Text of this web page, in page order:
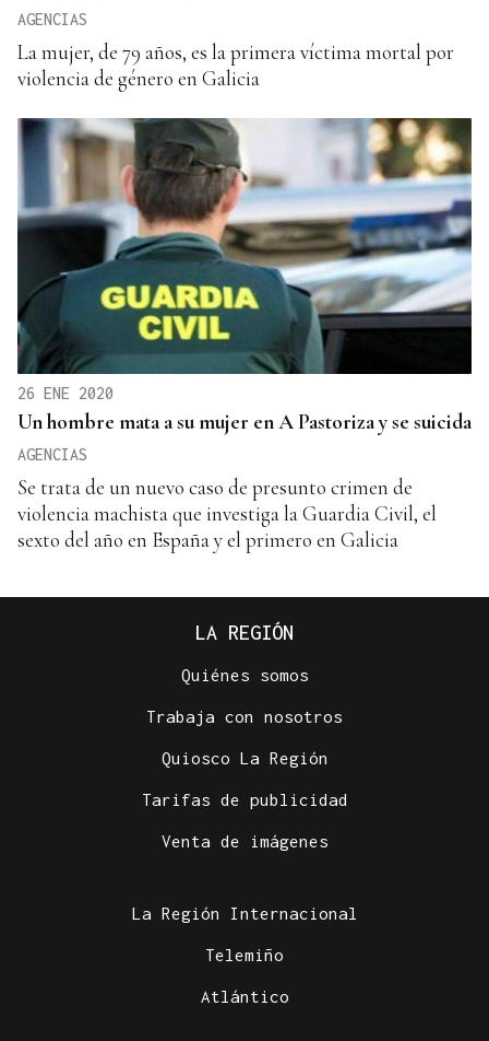
AGENCIAS
La mujer, de 79 años, es la primera víctima mortal por
violencia de género en Galicia
26 ENE 2020
Un hombre mata a su mujer en A Pastoriza y se suicida
AGENCIAS
Se trata de un nuevo caso de presunto crimen de
violencia machista que investiga la Guardia Civil, el
sexto del año en España y el primero en Galicia
LA REGIÓN
Quiénes somos
Trabaja con nosotros
Quiosco La Región
Tarifas de publicidad
Venta de imágenes
La Región Internacional
Telemiño
Atlántico